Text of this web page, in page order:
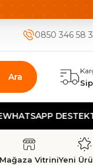
İADE
0850 346 58
Ara
DESTEKTEKNİK
Mağaza VitriniYeni